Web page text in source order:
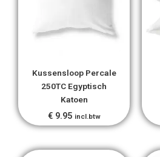
Kussensloop Percale
250TC Egyptisch
Katoen
€9.95 incl.btw
Prijsklasse: